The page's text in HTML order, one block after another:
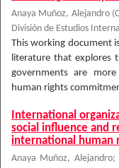
Anaya Muñoz, Alejandro (
División de Estudios
This working document
literature that explores
governments are
human rights
International
social influence and
international human
Anaya Muñoz, Alejandro;